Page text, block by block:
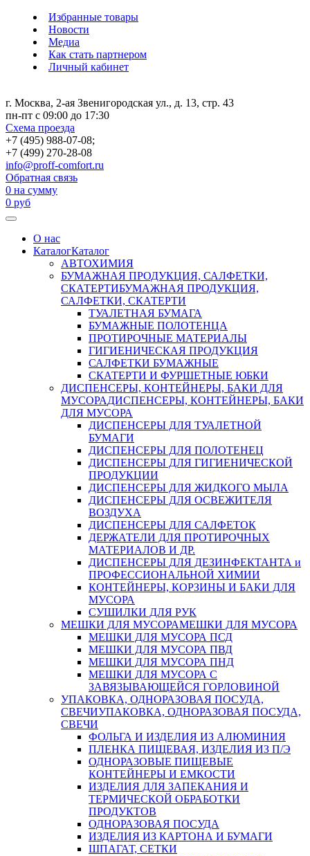
Избранные товары
Новости
Медиа
Как стать партнером
Личный кабинет
г. Москва, 2-ая Звенигородская ул., д. 13, стр. 43
пн-пт с 09:00 до 17:30
Схема проезда
+7 (495) 988-07-08;
+7 (499) 270-28-08
info@proff-comfort.ru
Обратная связь
0 на сумму
0 руб
О нас
КаталогКаталог
АВТОХИМИЯ
БУМАЖНАЯ ПРОДУКЦИЯ, САЛФЕТКИ,
СКАТЕРТИБУМАЖНАЯ ПРОДУКЦИЯ,
САЛФЕТКИ, СКАТЕРТИ
ТУАЛЕТНАЯ БУМАГА
БУМАЖНЫЕ ПОЛОТЕНЦА
ПРОТИРОЧНЫЕ МАТЕРИАЛЫ
ГИГИЕНИЧЕСКАЯ ПРОДУКЦИЯ
САЛФЕТКИ БУМАЖНЫЕ
СКАТЕРТИ И ФУРШЕТНЫЕ ЮБКИ
ДИСПЕНСЕРЫ, КОНТЕЙНЕРЫ, БАКИ ДЛЯ
МУСОРАДИСПЕНСЕРЫ, КОНТЕЙНЕРЫ, БАКИ
ДЛЯ МУСОРА
ДИСПЕНСЕРЫ ДЛЯ ТУАЛЕТНОЙ
БУМАГИ
ДИСПЕНСЕРЫ ДЛЯ ПОЛОТЕНЕЦ
ДИСПЕНСЕРЫ ДЛЯ ГИГИЕНИЧЕСКОЙ
ПРОДУКЦИИ
ДИСПЕНСЕРЫ ДЛЯ ЖИДКОГО МЫЛА
ДИСПЕНСЕРЫ ДЛЯ ОСВЕЖИТЕЛЯ
ВОЗДУХА
ДИСПЕНСЕРЫ ДЛЯ САЛФЕТОК
ДЕРЖАТЕЛИ ДЛЯ ПРОТИРОЧНЫХ
МАТЕРИАЛОВ И ДР.
ДИСПЕНСЕРЫ ДЛЯ ДЕЗИНФЕКТАНТА и
ПРОФЕССИОНАЛЬНОЙ ХИМИИ
КОНТЕЙНЕРЫ, КОРЗИНЫ И БАКИ ДЛЯ
МУСОРА
СУШИЛКИ ДЛЯ РУК
МЕШКИ ДЛЯ МУСОРАМЕШКИ ДЛЯ МУСОРА
МЕШКИ ДЛЯ МУСОРА ПСД
МЕШКИ ДЛЯ МУСОРА ПВД
МЕШКИ ДЛЯ МУСОРА ПНД
МЕШКИ ДЛЯ МУСОРА С
ЗАВЯЗЫВАЮЩЕЙСЯ ГОРЛОВИНОЙ
УПАКОВКА, ОДНОРАЗОВАЯ ПОСУДА,
СВЕЧИУПАКОВКА, ОДНОРАЗОВАЯ ПОСУДА,
СВЕЧИ
ФОЛЬГА И ИЗДЕЛИЯ ИЗ АЛЮМИНИЯ
ПЛЕНКА ПИЩЕВАЯ, ИЗДЕЛИЯ ИЗ П/Э
ОДНОРАЗОВЫЕ ПИЩЕВЫЕ
КОНТЕЙНЕРЫ И ЕМКОСТИ
ИЗДЕЛИЯ ДЛЯ ЗАПЕКАНИЯ И
ТЕРМИЧЕСКОЙ ОБРАБОТКИ
ПРОДУКТОВ
ОДНОРАЗОВАЯ ПОСУДА
ИЗДЕЛИЯ ИЗ КАРТОНА И БУМАГИ
ШПАГАТ, СЕТКИ